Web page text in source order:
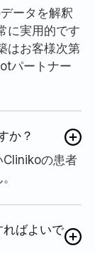
ータを解釈
に実用的です
はお客様次第
パートナー
か？
Clinikoの患者
ればよいで